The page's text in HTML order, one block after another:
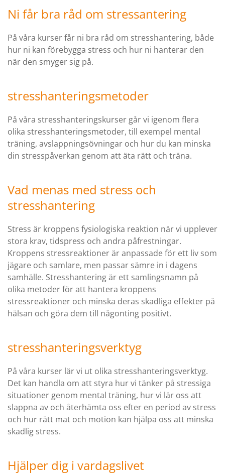
Ni får bra råd om stressantering
På våra kurser får ni bra råd om stresshantering, både
hur ni kan förebygga stress och hur ni hanterar den
när den smyger sig på.
stresshanteringsmetoder
På våra stresshanteringskurser går vi igenom flera
olika stresshanteringsmetoder, till exempel mental
träning, avslappningsövningar och hur du kan minska
din stresspåverkan genom att äta rätt och träna.
Vad menas med stress och
stresshantering
Stress är kroppens fysiologiska reaktion när vi upplever
stora krav, tidspress och andra påfrestningar.
Kroppens stressreaktioner är anpassade för ett liv som
jägare och samlare, men passar sämre in i dagens
samhälle. Stresshantering är ett samlingsnamn på
olika metoder för att hantera kroppens
stressreaktioner och minska deras skadliga effekter på
hälsan och göra dem till någonting positivt.
stresshanteringsverktyg
På våra kurser lär vi ut olika stresshanteringsverktyg.
Det kan handla om att styra hur vi tänker på stressiga
situationer genom mental träning, hur vi lär oss att
slappna av och återhämta oss efter en period av stress
och hur rätt mat och motion kan hjälpa oss att minska
skadlig stress.
Hjälper dig i vardagslivet